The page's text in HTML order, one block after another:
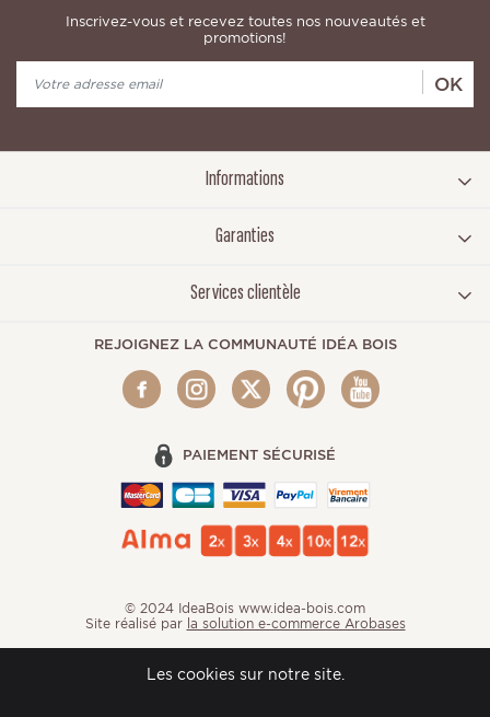
Inscrivez-vous et recevez toutes nos nouveautés et
promotions!
OK
Informations
Garanties
Services clientèle
REJOIGNEZ LA COMMUNAUTÉ IDÉA BOIS
PAIEMENT SÉCURISÉ
© 2024 IdeaBois www.idea-bois.com
Site réalisé par la solution e-commerce Arobases
Les cookies sur notre site.